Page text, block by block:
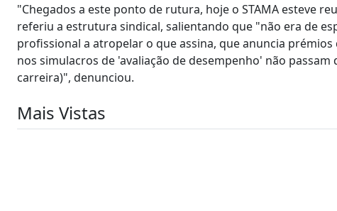
"Chegados a este ponto de rutura, hoje o STAMA esteve
referiu a estrutura sindical, salientando que "não era de
profissional a atropelar o que assina, que anuncia
nos simulacros de 'avaliação de desempenho' não
carreira)", denunciou.
Mais Vistas